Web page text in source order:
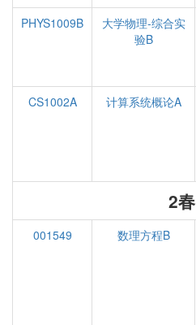
PHYS1009B
大学物理-综合实
验B
CS1002A
计算系统概论A
2春
001549 数理方程B